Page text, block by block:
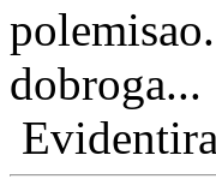
dobroga...